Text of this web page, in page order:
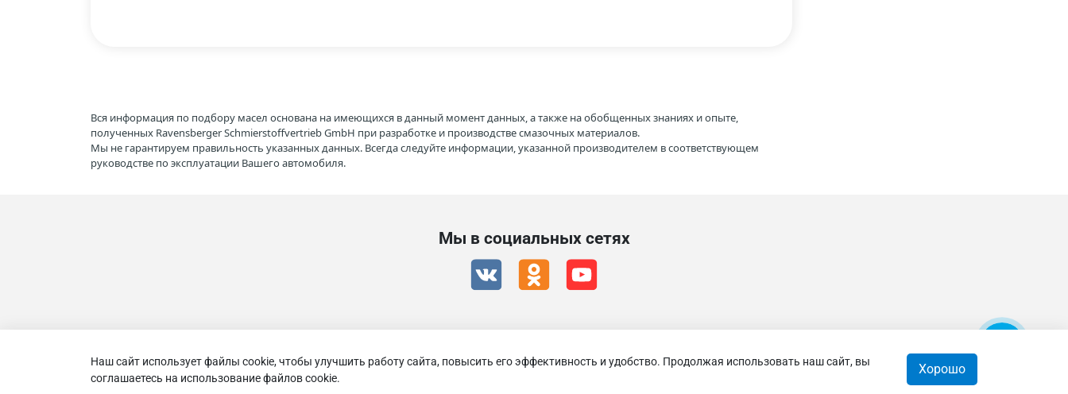
Вся информация по подбору масел основана на имеющихся в данный момент данных, а также на обобщенных знаниях и опыте,
полученных Ravensberger Schmierstoffvertrieb GmbH при разработке и производстве смазочных материалов.
Мы не гарантируем правильность указанных данных. Всегда следуйте информации, указанной производителем в соответствующем
руководстве по эксплуатации Вашего автомобиля.
Мы в социальных сетях
RAVENOL 2026
Наш сайт использует файлы cookie, чтобы улучшить работу сайта, повысить его эффективность и удобство. Продолжая использовать наш сайт, вы
соглашаетесь на использование файлов cookie.
Хорошо